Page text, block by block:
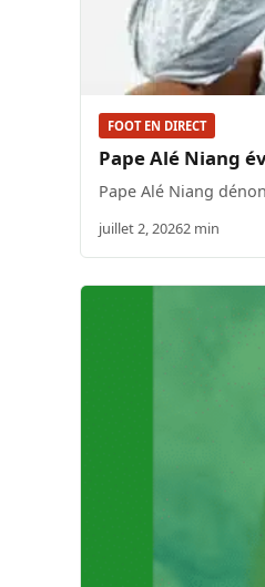
FOOT EN DIRECT
Pape Alé Niang
Pape Alé Niang
juillet 2, 20262 min